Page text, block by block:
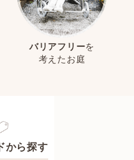
バリアフリーを
考えたお庭
から探す